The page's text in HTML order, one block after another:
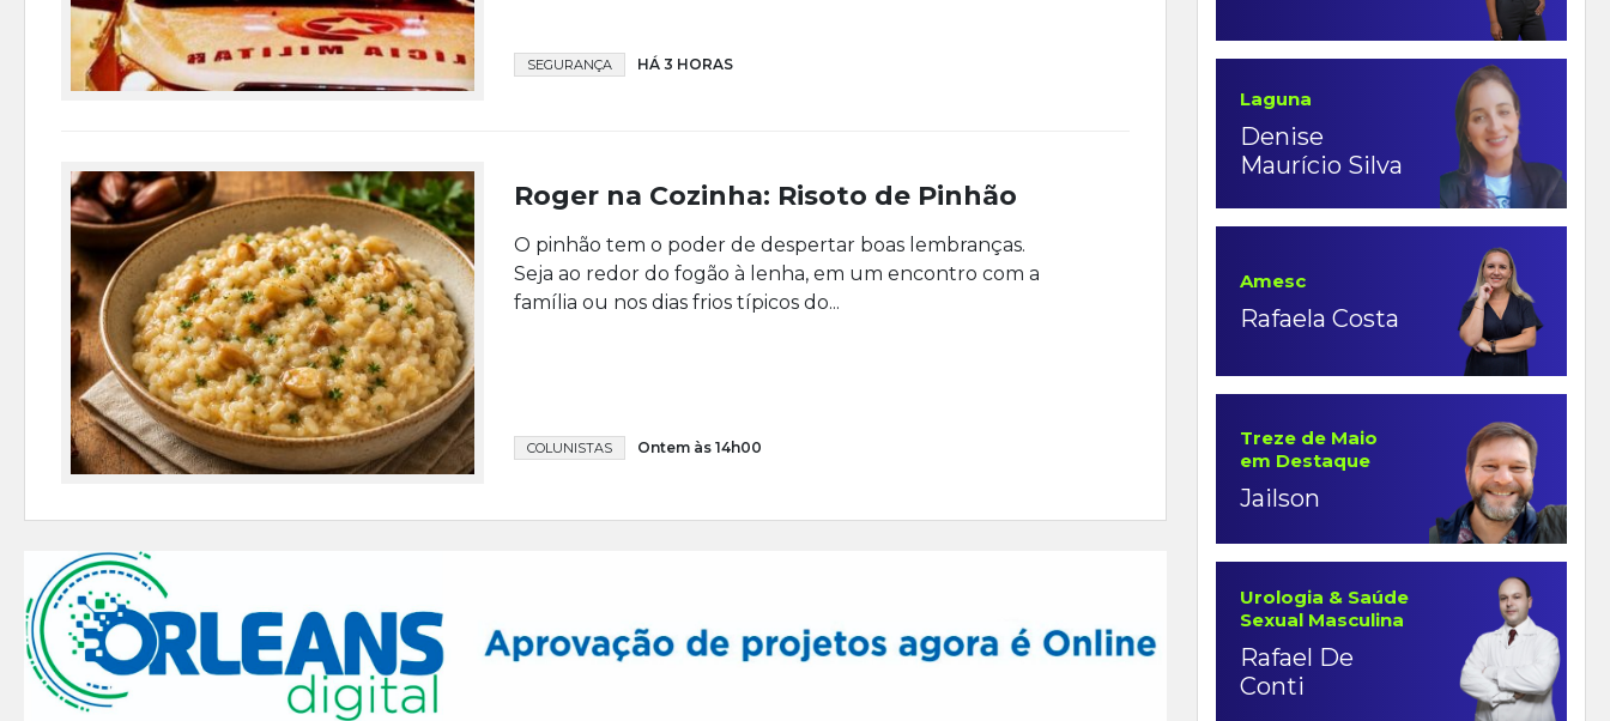
SEGURANÇA HÁ 3 HORAS
Roger na Cozinha: Risoto de Pinhão
O pinhão tem o poder de despertar boas lembranças.
Seja ao redor do fogão à lenha, em um encontro com a
família ou nos dias frios típicos do...
COLUNISTAS Ontem às 14h00
Laguna
Denise
Maurício Silva
Amesc
Rafaela Costa
Treze de Maio
em Destaque
Jailson
Urologia & Saúde
Sexual Masculina
Rafael De
Conti